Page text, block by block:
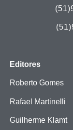
(51)
Editores
Roberto Gomes
Rafael Martinelli
Guilherme Klamt